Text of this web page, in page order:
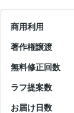
商用利用
著作権譲渡
無料修正回数
ラフ提案数
お届け日数